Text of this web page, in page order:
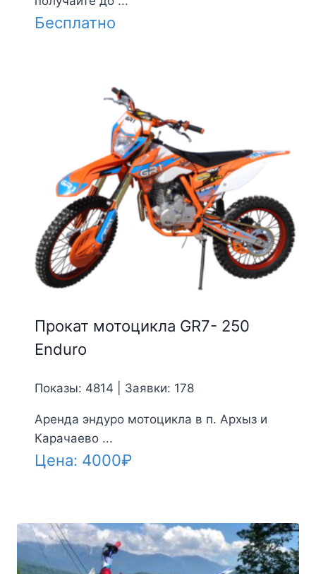
Бесплатно
Прокат мотоцикла GR7- 250
Enduro
Показы: 4814 | Заявки: 178
Аренда эндуро мотоцикла в п. Архыз и
Карачаево ...
Цена: 4000₽